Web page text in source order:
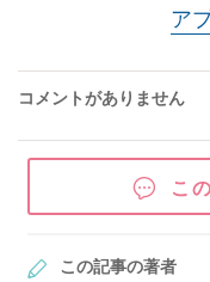
ア
コメントがありません
こ
この記事の著者